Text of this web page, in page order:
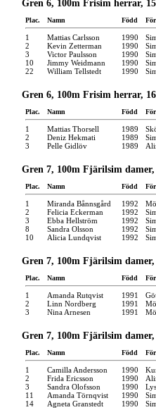
Gren 6, 100m Frisim herrar,
Plac. Namn Född
1 Mattias Carlsson 1990
2
Kevin Zetterman 1990
3
Victor Paulsson 1990
10
Jimmy Weidmann 1990
22
William Tellstedt 1990
Gren 6, 100m Frisim herrar,
Plac. Namn Född
1 Mattias Thorsell 1989
2
Deniz Hekmati 1989
3
Pelle Gidlöv 1989
Gren 7, 100m Fjärilsim
Plac. Namn Född
1 Miranda Bånnsgård 1992
2
Felicia Eckerman 1992
3
Ebba Hellström 1992
8
Sandra Olsson 1992
10
Alicia Lundqvist 1992
Gren 7, 100m Fjärilsim
Plac. Namn Född
1 Amanda Rutqvist 1991
2
Linn Nordberg 1991
3
Nina Arnesen 1991
Gren 7, 100m Fjärilsim
Plac. Namn Född
1 Camilla Andersson 1990
2
Frida Ericsson 1990
3
Sandra Olofsson 1990
11
Amanda Törnqvist 1990
14
Agneta Granstedt 1990